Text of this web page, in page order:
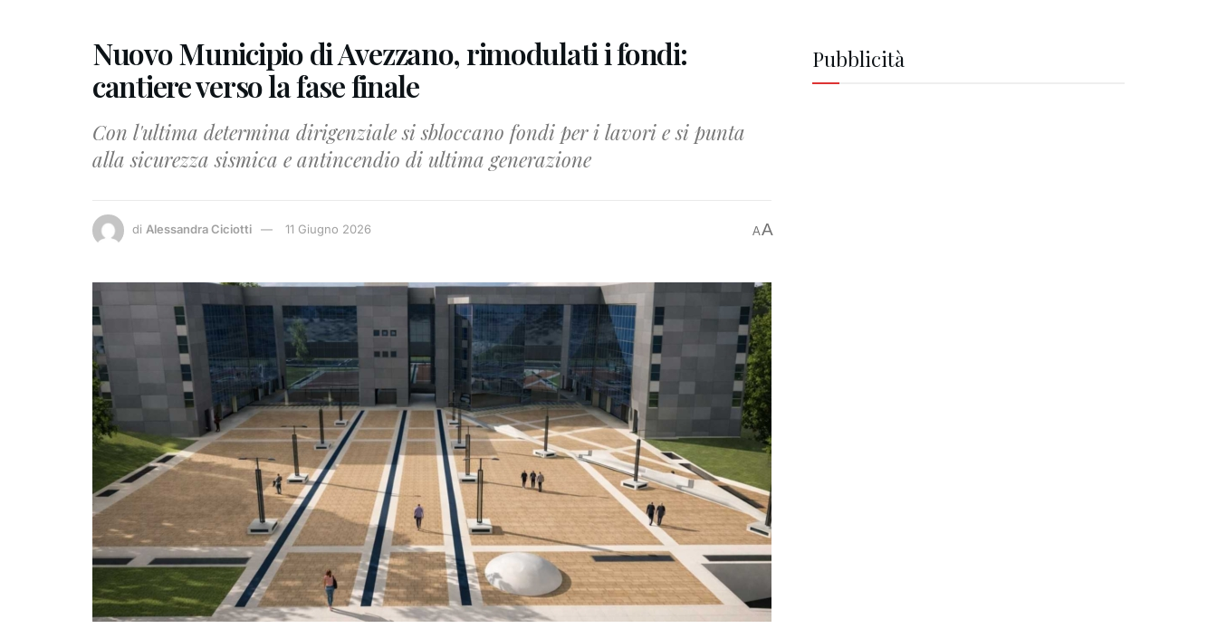
Nuovo Municipio di Avezzano, rimodulati i fondi:
cantiere verso la fase finale
Con l'ultima determina dirigenziale si sbloccano fondi per i lavori e si punta
alla sicurezza sismica e antincendio di ultima generazione
di Alessandra Ciciotti 11 Giugno 2026 AA
Pubblicità